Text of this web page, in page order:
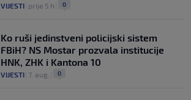
VIJESTI prije 5 h 0
Ko ruši jedinstveni policijski sistem
FBiH? NS Mostar prozvala institucije
HNK, ZHK i Kantona 10
VIJESTI 7. aug. 0